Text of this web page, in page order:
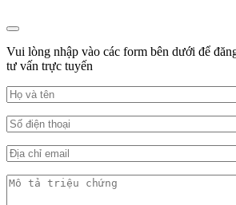
Vui lòng nhập vào các form bên dưới để
tư vấn trực tuyến